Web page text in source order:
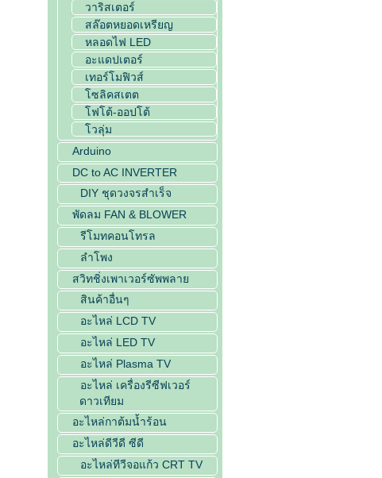
วาริสเตอร์
สล๊อตหยอดเหรียญ
หลอดไฟ LED
อะแดปเตอร์
เทอร์โมฟิวส์
โซลิคสเตต
โฟโต้-ออปโต้
โวลุ่ม
Arduino
DC to AC INVERTER
DIY ชุดวงจรสำเร็จ
พัดลม FAN & BLOWER
รีโมทคอนโทรล
ลำโพง
สวิทชิ่งเพาเวอร์ซัพพลาย
สินค้าอื่นๆ
อะไหล่ LCD TV
อะไหล่ LED TV
อะไหล่ Plasma TV
อะไหล่ เครื่องรีซีฟเวอร์
ดาวเทียม
อะไหล่กาต้มน้ำร้อน
อะไหล่ดีวีดี ซีดี
อะไหล่ทีวีจอแก้ว CRT TV